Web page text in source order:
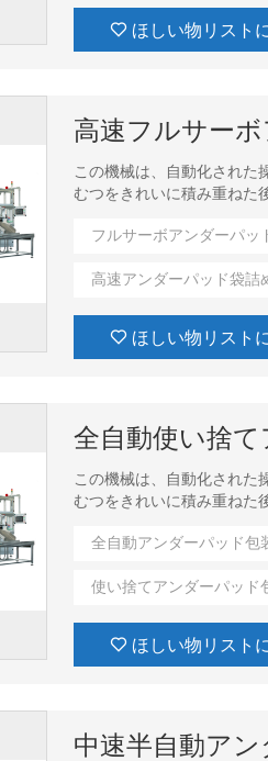
ほしい物リスト
高速フルサー
この機械は、自動化された
むつをきれいに積み重ねた
フルサーボアンダーパッ
高速アンダーパッド袋詰
ほしい物リスト
全自動使い捨
この機械は、自動化された
むつをきれいに積み重ねた
全自動アンダーパッド包
使い捨てアンダーパッド
ほしい物リスト
中速半自動ア